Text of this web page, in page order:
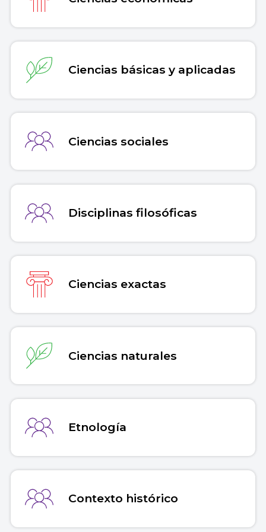
Ciencias básicas y aplicadas
Ciencias sociales
Disciplinas filosóficas
Ciencias exactas
Ciencias naturales
Etnología
Contexto histórico